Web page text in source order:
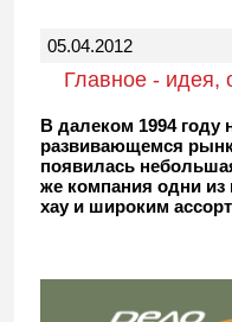
05.04.2012
Главное - идея,
В далеком 1994 году
развивающемся
появилась
же компания одни из
хау и широким